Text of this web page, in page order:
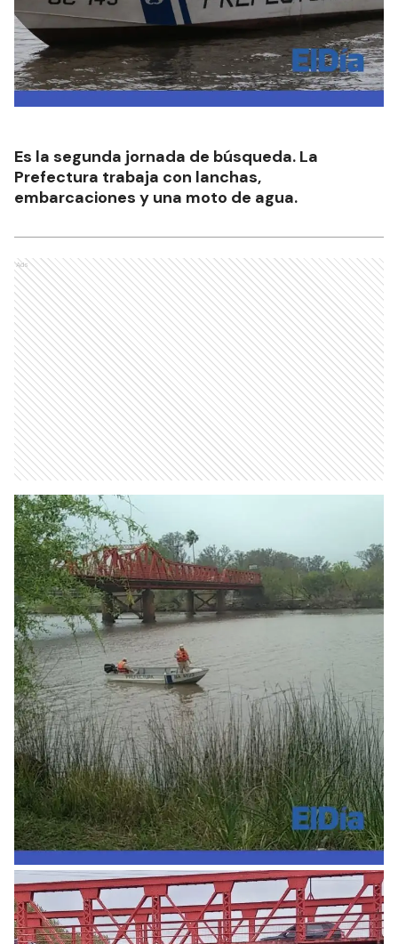
Es la segunda jornada de búsqueda. La
Prefectura trabaja con lanchas,
embarcaciones y una moto de agua.
Ads